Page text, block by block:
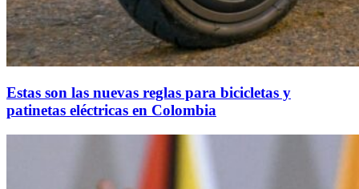
Estas son las nuevas reglas para bicicletas y
patinetas eléctricas en Colombia